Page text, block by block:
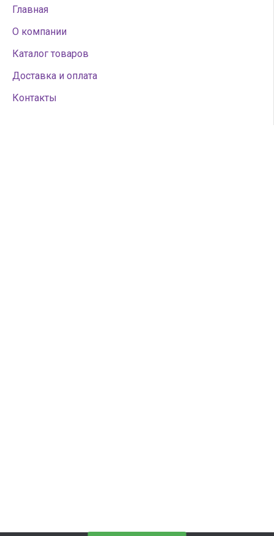
Главная
О компании
Каталог товаров
Доставка и оплата
Контакты